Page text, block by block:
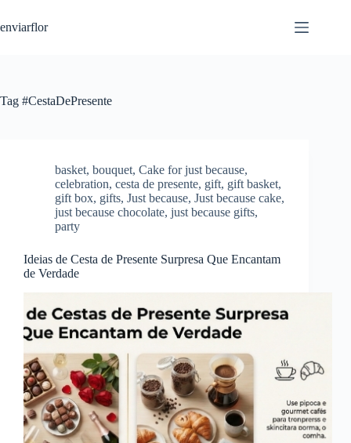
k
c
enviarflor
Tag #CestaDePresente
basket, bouquet, Cake for just because,
celebration, cesta de presente, gift, gift basket,
gift box, gifts, Just because, Just because cake,
just because chocolate, just because gifts,
party
Ideias de Cesta de Presente Surpresa Que Encantam
de Verdade